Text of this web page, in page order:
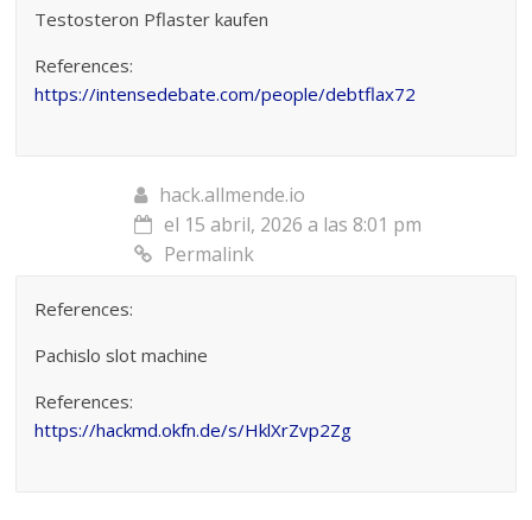
Testosteron Pflaster kaufen
References:
https://intensedebate.com/people/debtflax72
hack.allmende.io
el 15 abril, 2026 a las 8:01 pm
Permalink
References:
Pachislo slot machine
References:
https://hackmd.okfn.de/s/HklXrZvp2Zg